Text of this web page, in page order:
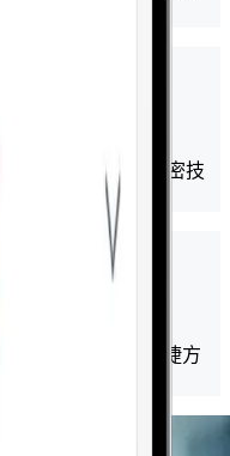
和 Apple 先进加密技
的资金转移更加快捷方